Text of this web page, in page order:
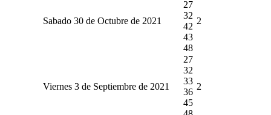
Sabado 30 de Octubre de 2021
27
32
42
43
48
2
Viernes 3 de Septiembre de 2021
27
32
33
36
45
2